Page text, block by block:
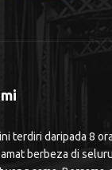
terdiri daripada 8
berbeza di